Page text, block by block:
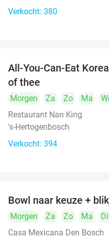
Verkocht: 380
All-You-Can-Eat
of thee
Morgen Za Zo Ma
Restaurant Nan King
's-Hertogenbosch
Verkocht: 394
Bowl naar keuze +
Morgen Za Zo Ma Di
Casa Mexicana Den Bosch